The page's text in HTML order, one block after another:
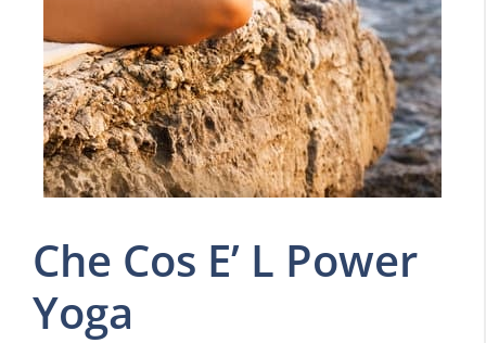
Che Cos E’ L Power
Yoga